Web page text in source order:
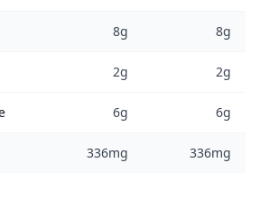
8g 8g
2g 2g
6g 6g
336mg 336mg